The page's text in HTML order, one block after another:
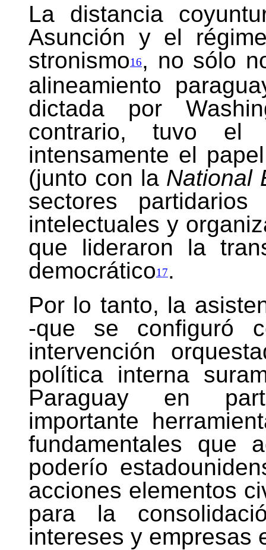
La distancia
Asunción y el
stronismo16, no sólo
alineamiento
dictada por
contrario, tuvo el
intensamente el
(junto con la National
sectores
intelectuales y
que lideraron la
democrático17.
Por lo tanto, la
-que se configuró
intervención
política interna
Paraguay en
importante
fundamentales que
poderío
acciones elementos
para la
intereses y empresas